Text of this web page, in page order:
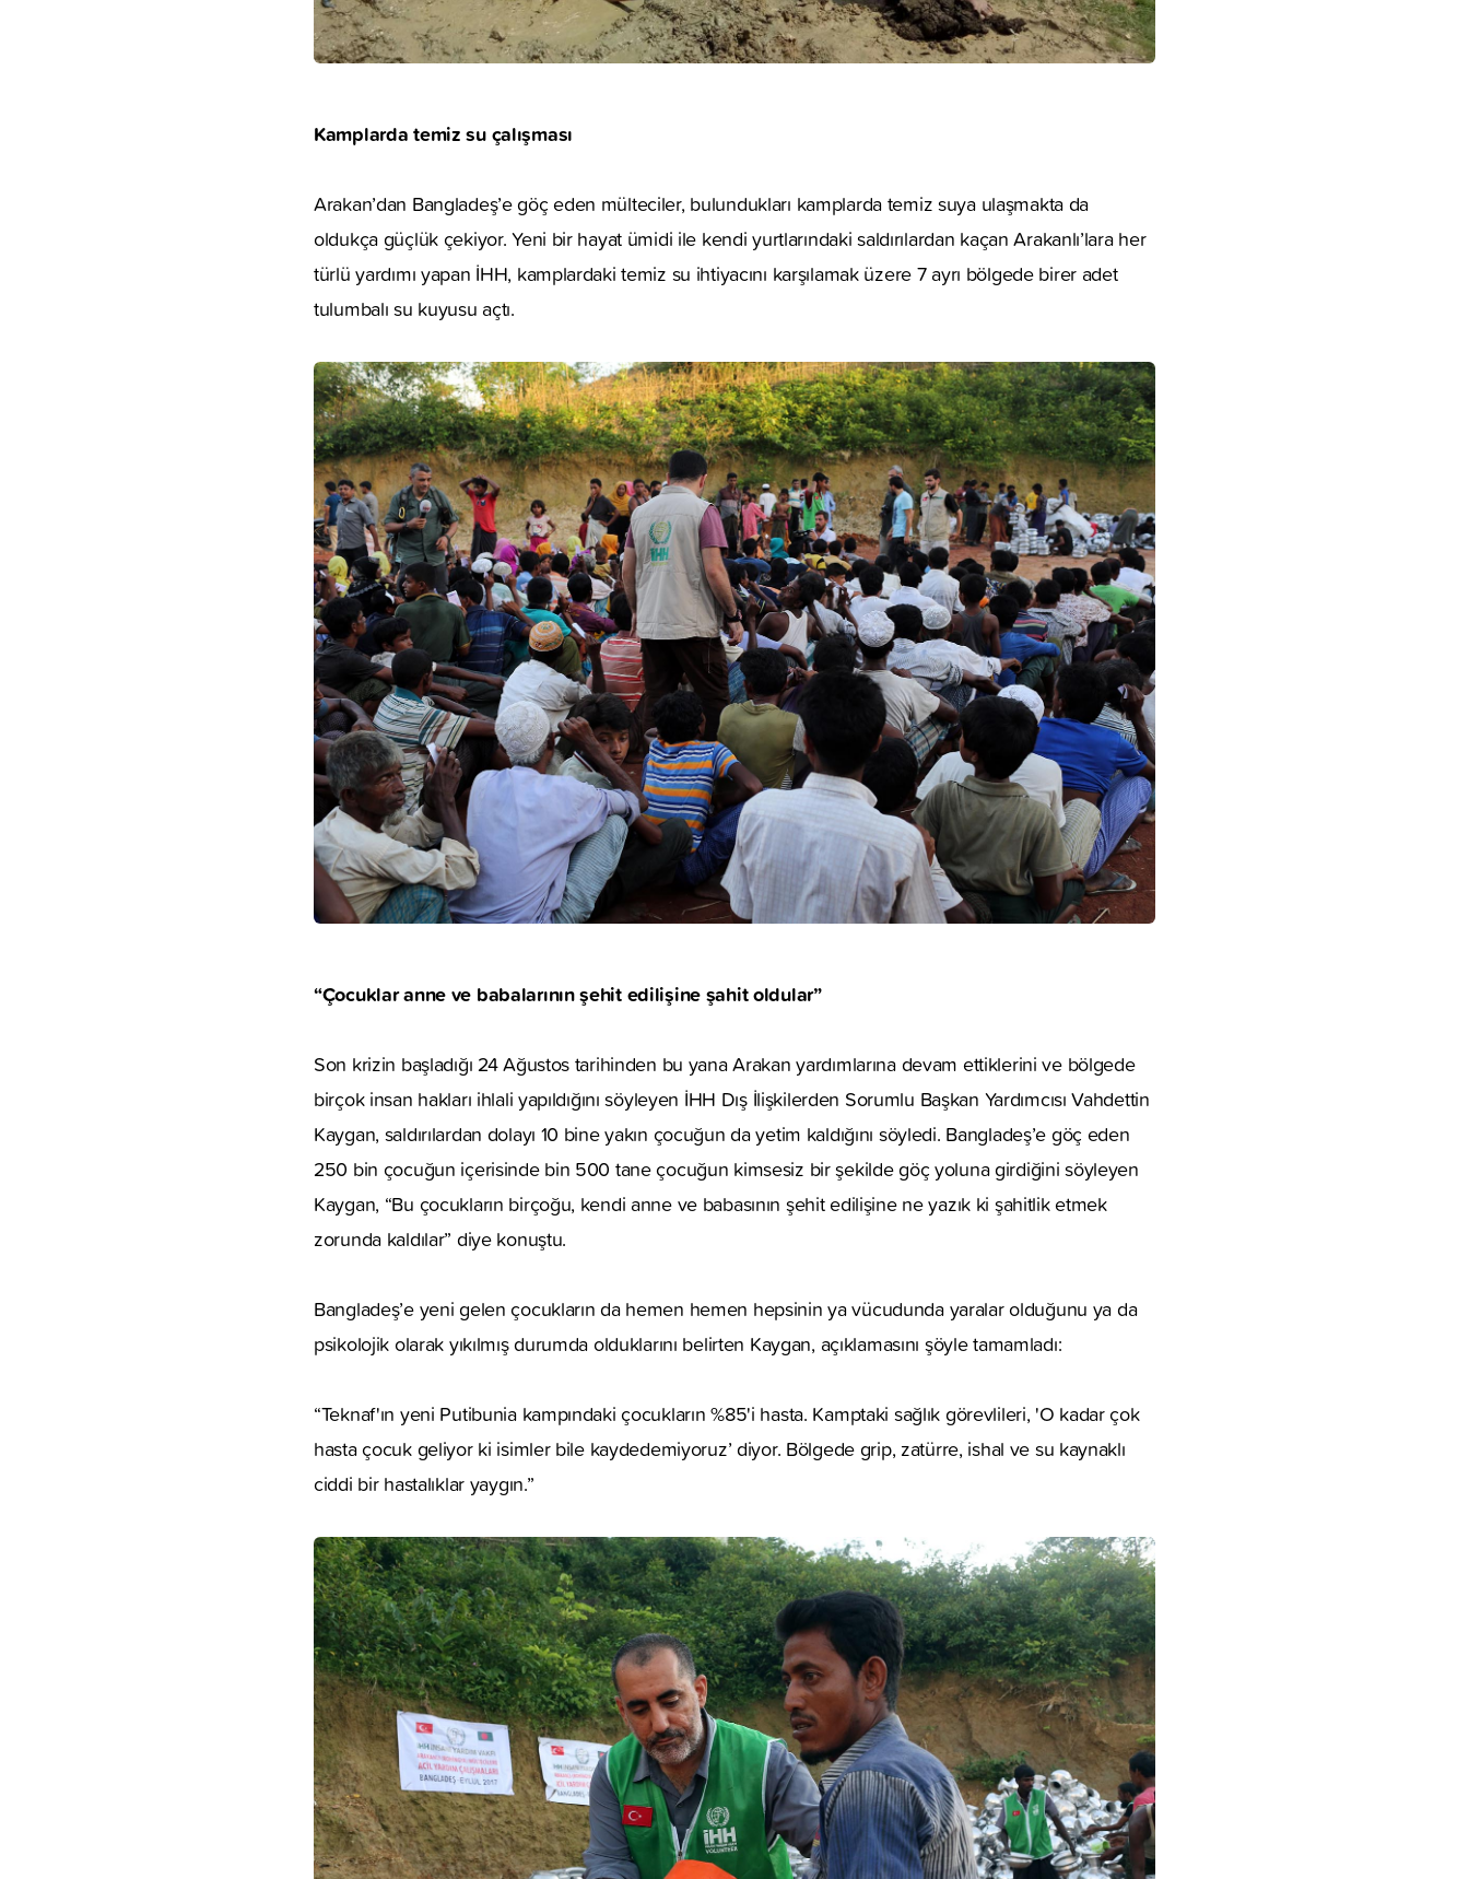
Kamplarda temiz su çalışması
Arakan’dan Bangladeş’e göç eden mülteciler, bulundukları kamplarda temiz suya ulaşmakta da
oldukça güçlük çekiyor. Yeni bir hayat ümidi ile kendi yurtlarındaki saldırılardan kaçan Arakanlı’lara her
türlü yardımı yapan İHH, kamplardaki temiz su ihtiyacını karşılamak üzere 7 ayrı bölgede birer adet
tulumbalı su kuyusu açtı.
“Çocuklar anne ve babalarının şehit edilişine şahit oldular”
Son krizin başladığı 24 Ağustos tarihinden bu yana Arakan yardımlarına devam ettiklerini ve bölgede
birçok insan hakları ihlali yapıldığını söyleyen İHH Dış İlişkilerden Sorumlu Başkan Yardımcısı Vahdettin
Kaygan, saldırılardan dolayı 10 bine yakın çocuğun da yetim kaldığını söyledi. Bangladeş’e göç eden
250 bin çocuğun içerisinde bin 500 tane çocuğun kimsesiz bir şekilde göç yoluna girdiğini söyleyen
Kaygan, “Bu çocukların birçoğu, kendi anne ve babasının şehit edilişine ne yazık ki şahitlik etmek
zorunda kaldılar” diye konuştu.
Bangladeş’e yeni gelen çocukların da hemen hemen hepsinin ya vücudunda yaralar olduğunu ya da
psikolojik olarak yıkılmış durumda olduklarını belirten Kaygan, açıklamasını şöyle tamamladı:
“Teknaf'ın yeni Putibunia kampındaki çocukların %85'i hasta. Kamptaki sağlık görevlileri, 'O kadar çok
hasta çocuk geliyor ki isimler bile kaydedemiyoruz’ diyor. Bölgede grip, zatürre, ishal ve su kaynaklı
ciddi bir hastalıklar yaygın.”